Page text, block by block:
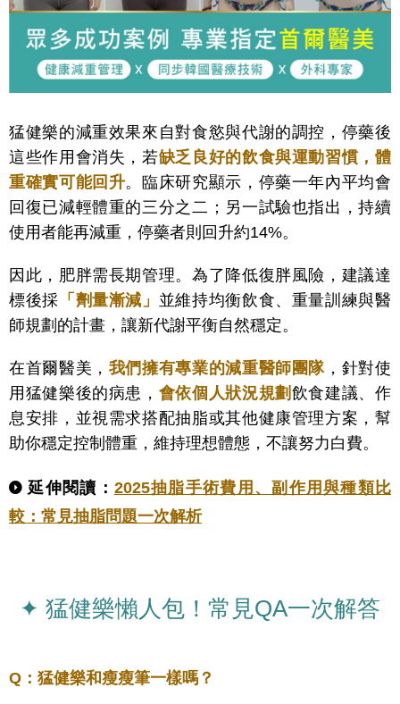
猛健樂的減重效果來自對食慾與代謝的調控，停藥後
這些作用會消失，若缺乏良好的飲食與運動習慣，體
重確實可能回升。臨床研究顯示，停藥一年內平均會
回復已減輕體重的三分之二；另一試驗也指出，持續
使用者能再減重，停藥者則回升約14%。
因此，肥胖需長期管理。為了降低復胖風險，建議達
標後採 「 劑量漸減」 並維持均衡飲食、重量訓練與醫
師規劃的計畫 ，讓新代謝平衡自然穩定。
在首爾醫美， 我們擁有專業的減重醫師團隊 ，針對使
用猛健樂後的病患， 會依個人狀況規劃 飲食建議、作
息安排，並視需求搭配抽脂或其他健康管理方案，幫
助你穩定控制體重，維持理想體態，不讓努力白費。
延伸閱讀 ： 2025抽脂手術費用、副作用與種類比
較：常見抽脂問題一次解析
✦ 猛健樂懶人包！常見QA一次解答
Q：猛健樂和瘦瘦筆一樣嗎？